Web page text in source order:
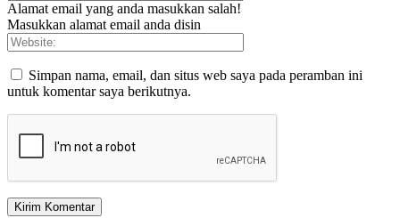
Alamat email yang anda masukkan salah!
Masukkan alamat email anda disin
Simpan nama, email, dan situs web saya pada peramban ini
untuk komentar saya berikutnya.